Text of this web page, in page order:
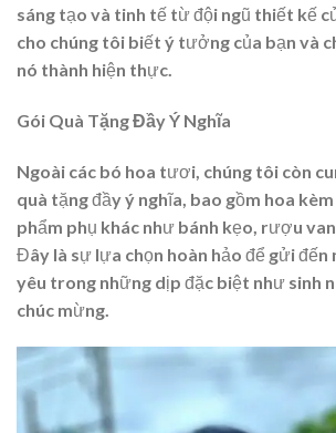
sáng tạo và tinh tế từ đội ngũ thiết kế
cho chúng tôi biết ý tưởng của bạn và
nó thành hiện thực.
Gói Quà Tặng Đầy Ý Nghĩa
Ngoài các bó hoa tươi, chúng tôi còn
quà tặng đầy ý nghĩa, bao gồm hoa
phẩm phụ khác như bánh kẹo, rượu
Đây là sự lựa chọn hoàn hảo để gửi
yêu trong những dịp đặc biệt như sinh
chúc mừng.